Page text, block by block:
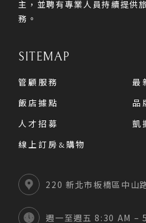
主，並聘有專業人員持續提供
務。
SITEMAP
管顧服務 最
飯店據點 品
人才招募 凱
線上訂房&購物
220 新北市板橋區中山
週一至週五 8:30 AM –